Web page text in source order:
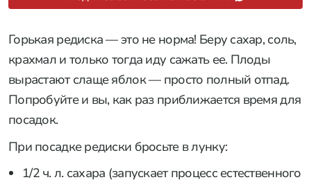
Горькая редиска — это не норма! Беру сахар, соль,
крахмал и только тогда иду сажать ее. Плоды
вырастают слаще яблок — просто полный отпад.
Попробуйте и вы, как раз приближается время для
посадок.
При посадке редиски бросьте в лунку:
1/2 ч. л. сахара (запускает процесс естественного